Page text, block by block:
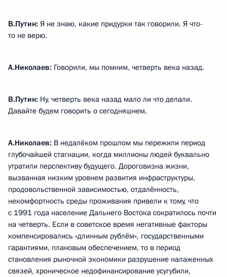
В.Путин: Я не знаю, какие придурки так говорили. Я что-
то не верю.
А.Николаев: Говорили, мы помним, четверть века назад.
В.Путин: Ну, четверть века назад мало ли что делали.
Давайте будем говорить о сегодняшнем.
А.Николаев: В недалёком прошлом мы пережили период
глубочайшей стагнации, когда миллионы людей буквально
утратили перспективу будущего. Дороговизна жизни,
вызванная низким уровнем развития инфраструктуры,
продовольственной зависимостью, отдалённость,
некомфортность среды проживания привели к тому, что
с 1991 года население Дальнего Востока сократилось почти
на четверть. Если в советское время негативные факторы
компенсировались «длинным рублём», государственными
гарантиями, плановым обеспечением, то в период
становления рыночной экономики разрушение налаженных
связей, хроническое недофинансирование усугубили,